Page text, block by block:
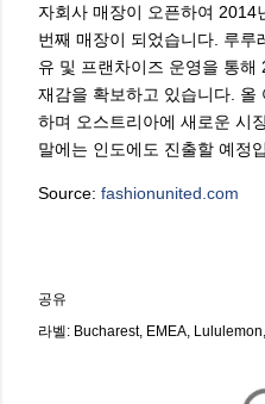
자회사 매장이 오픈하여
번째 매장이 되었습니다. 루루
유 및 프랜차이즈 운영을 통
재감을 확보하고 있습니다. 올
하며 오스트리아에 새로운 시
말에는 인도에도 진출할 예정
Source: fashionunited.com
공유
라벨: Bucharest EMEA Lululemon